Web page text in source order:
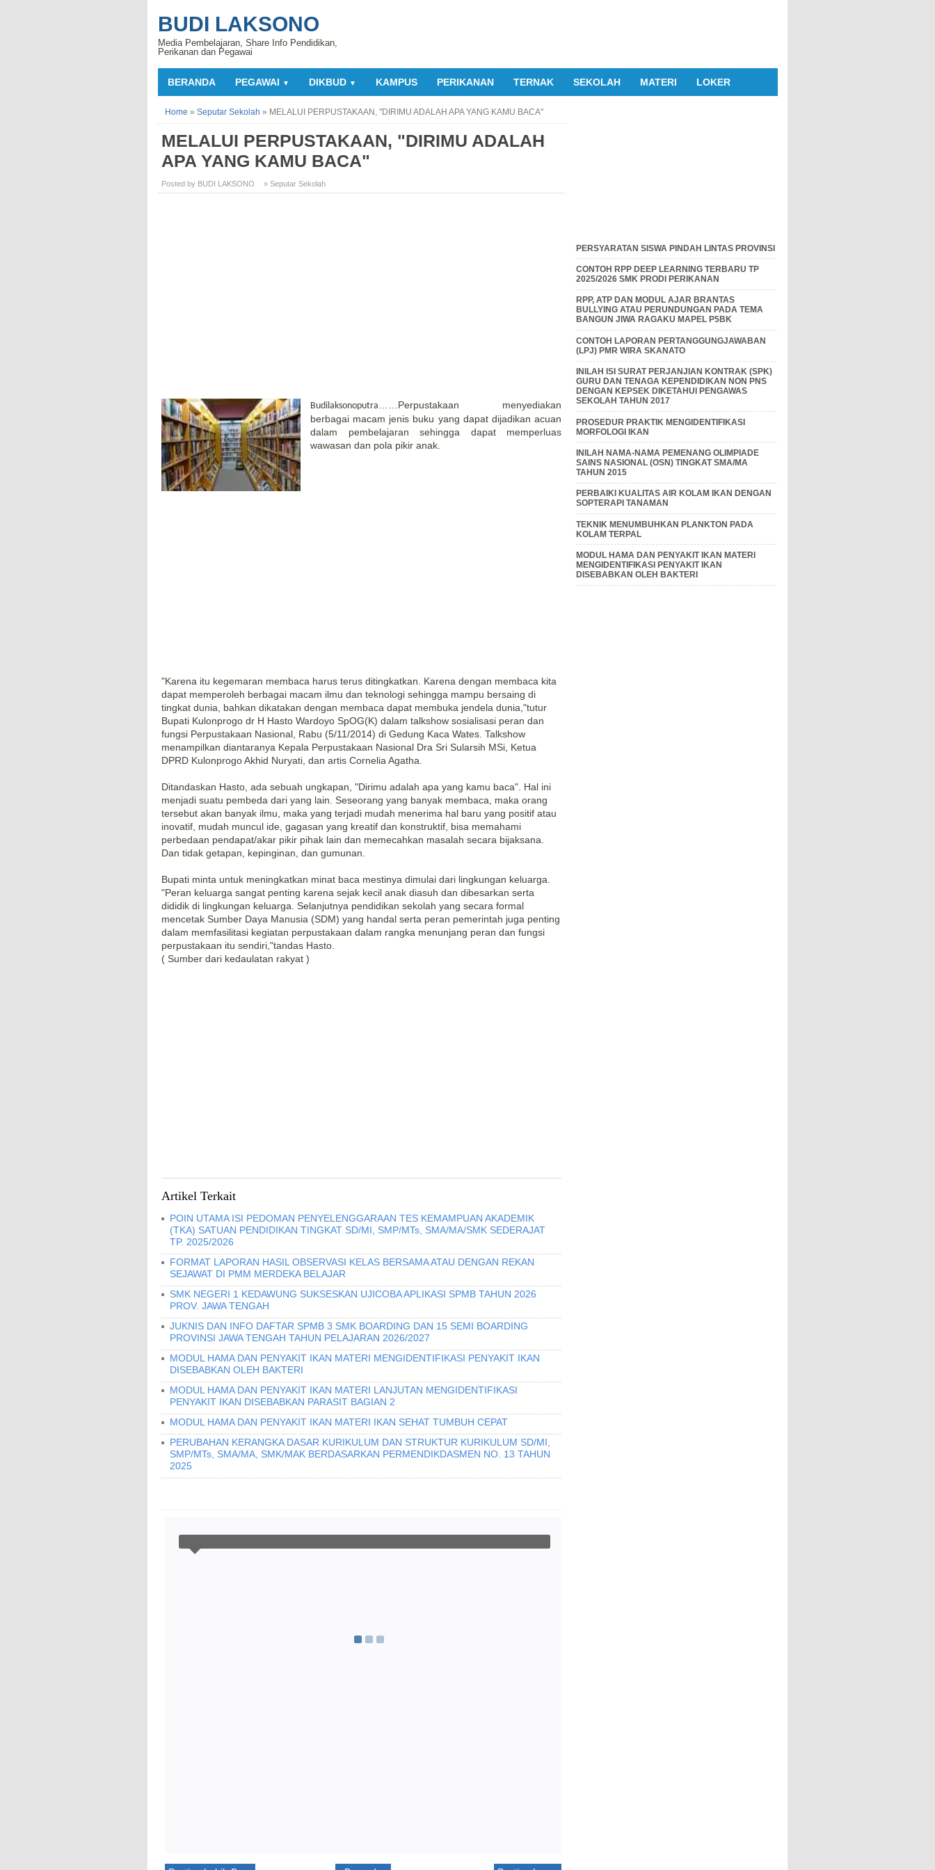
BUDI LAKSONO
Media Pembelajaran, Share Info Pendidikan,
Perikanan dan Pegawai
BERANDA PEGAWAI ▼ DIKBUD ▼ KAMPUS PERIKANAN TERNAK SEKOLAH MATERI LOKER
Home » Seputar Sekolah » MELALUI PERPUSTAKAAN, "DIRIMU ADALAH APA YANG KAMU BACA"
MELALUI PERPUSTAKAAN, "DIRIMU ADALAH
APA YANG KAMU BACA"
Posted by BUDI LAKSONO » Seputar Sekolah
Budilaksonoputra
Perpustakaan menyediakan
berbagai macam jenis buku yang dapat dijadikan acuan
dalam pembelajaran sehingga dapat memperluas
wawasan dan pola pikir anak.
"Karena itu kegemaran membaca harus terus ditingkatkan. Karena dengan membaca kita
dapat memperoleh berbagai macam ilmu dan teknologi sehingga mampu bersaing di
tingkat dunia, bahkan dikatakan dengan membaca dapat membuka jendela dunia,"tutur
Bupati Kulonprogo dr H Hasto Wardoyo SpOG(K) dalam talkshow sosialisasi peran dan
fungsi Perpustakaan Nasional, Rabu (5/11/2014) di Gedung Kaca Wates. Talkshow
menampilkan diantaranya Kepala Perpustakaan Nasional Dra Sri Sularsih MSi, Ketua
DPRD Kulonprogo Akhid Nuryati, dan artis Cornelia Agatha.
Ditandaskan Hasto, ada sebuah ungkapan, "Dirimu adalah apa yang kamu baca". Hal ini
menjadi suatu pembeda dari yang lain. Seseorang yang banyak membaca, maka orang
tersebut akan banyak ilmu, maka yang terjadi mudah menerima hal baru yang positif atau
inovatif, mudah muncul ide, gagasan yang kreatif dan konstruktif, bisa memahami
perbedaan pendapat/akar pikir pihak lain dan memecahkan masalah secara bijaksana.
Dan tidak getapan, kepinginan, dan gumunan.
Bupati minta untuk meningkatkan minat baca mestinya dimulai dari lingkungan keluarga.
"Peran keluarga sangat penting karena sejak kecil anak diasuh dan dibesarkan serta
dididik di lingkungan keluarga. Selanjutnya pendidikan sekolah yang secara formal
mencetak Sumber Daya Manusia (SDM) yang handal serta peran pemerintah juga penting
dalam memfasilitasi kegiatan perpustakaan dalam rangka menunjang peran dan fungsi
perpustakaan itu sendiri,"tandas Hasto.
( Sumber dari kedaulatan rakyat )
Artikel Terkait
POIN UTAMA ISI PEDOMAN PENYELENGGARAAN TES KEMAMPUAN AKADEMIK
(TKA) SATUAN PENDIDIKAN TINGKAT SD/MI, SMP/MTs, SMA/MA/SMK SEDERAJAT
TP. 2025/2026
FORMAT LAPORAN HASIL OBSERVASI KELAS BERSAMA ATAU DENGAN REKAN
SEJAWAT DI PMM MERDEKA BELAJAR
SMK NEGERI 1 KEDAWUNG SUKSESKAN UJICOBA APLIKASI SPMB TAHUN 2026
PROV. JAWA TENGAH
JUKNIS DAN INFO DAFTAR SPMB 3 SMK BOARDING DAN 15 SEMI BOARDING
PROVINSI JAWA TENGAH TAHUN PELAJARAN 2026/2027
MODUL HAMA DAN PENYAKIT IKAN MATERI MENGIDENTIFIKASI PENYAKIT IKAN
DISEBABKAN OLEH BAKTERI
MODUL HAMA DAN PENYAKIT IKAN MATERI LANJUTAN MENGIDENTIFIKASI
PENYAKIT IKAN DISEBABKAN PARASIT BAGIAN 2
MODUL HAMA DAN PENYAKIT IKAN MATERI IKAN SEHAT TUMBUH CEPAT
PERUBAHAN KERANGKA DASAR KURIKULUM DAN STRUKTUR KURIKULUM SD/MI,
SMP/MTs, SMA/MA, SMK/MAK BERDASARKAN PERMENDIKDASMEN NO. 13 TAHUN
2025
PERSYARATAN SISWA PINDAH LINTAS PROVINSI
CONTOH RPP DEEP LEARNING TERBARU TP
2025/2026 SMK PRODI PERIKANAN
RPP, ATP DAN MODUL AJAR BRANTAS
BULLYING ATAU PERUNDUNGAN PADA TEMA
BANGUN JIWA RAGAKU MAPEL P5BK
CONTOH LAPORAN PERTANGGUNGJAWABAN
(LPJ) PMR WIRA SKANATO
INILAH ISI SURAT PERJANJIAN KONTRAK (SPK)
GURU DAN TENAGA KEPENDIDIKAN NON PNS
DENGAN KEPSEK DIKETAHUI PENGAWAS
SEKOLAH TAHUN 2017
PROSEDUR PRAKTIK MENGIDENTIFIKASI
MORFOLOGI IKAN
INILAH NAMA-NAMA PEMENANG OLIMPIADE
SAINS NASIONAL (OSN) TINGKAT SMA/MA
TAHUN 2015
PERBAIKI KUALITAS AIR KOLAM IKAN DENGAN
SOPTERAPI TANAMAN
TEKNIK MENUMBUHKAN PLANKTON PADA
KOLAM TERPAL
MODUL HAMA DAN PENYAKIT IKAN MATERI
MENGIDENTIFIKASI PENYAKIT IKAN
DISEBABKAN OLEH BAKTERI